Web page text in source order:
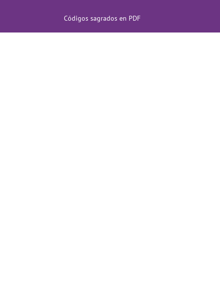
Códigos sagrados en PDF